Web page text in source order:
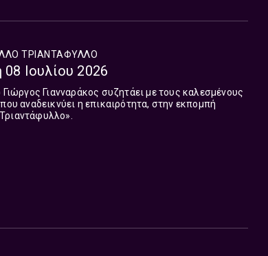
ΤΡΙΑΝΤΑΦΥΛΛΟ
Ιουλίου 2026
Γιανναράκος συζητάει με τους καλεσμένους
αναδεικνύει η επικαιρότητα, στην εκπομπή